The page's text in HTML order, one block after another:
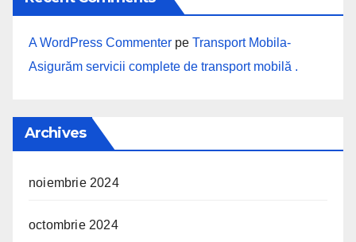
A WordPress Commenter pe Transport Mobila-
Asigurăm servicii complete de transport mobilă .
Archives
noiembrie 2024
octombrie 2024